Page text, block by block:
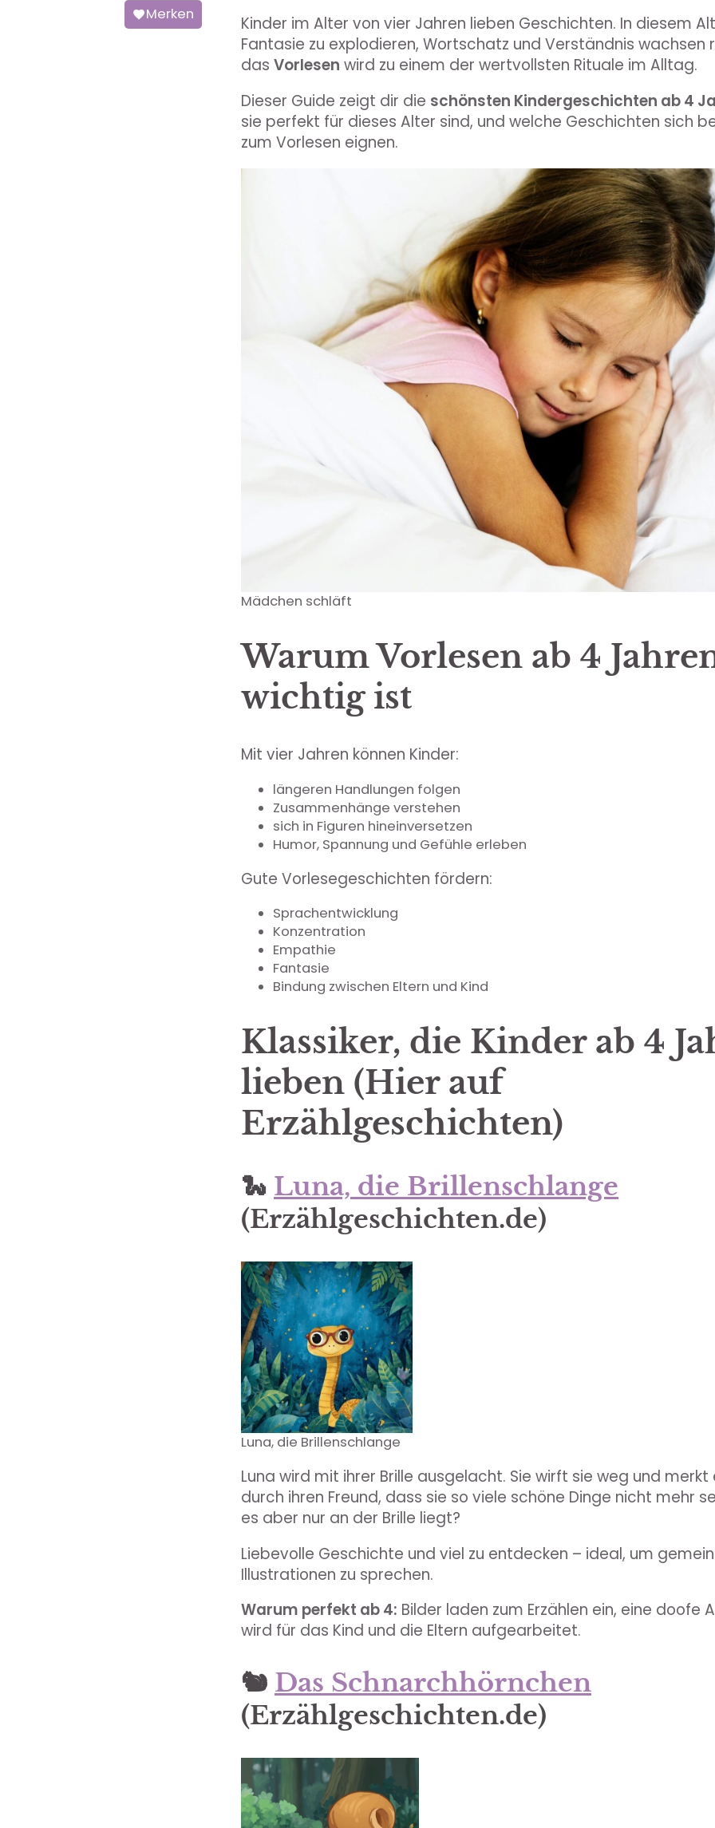
Merken
Kinder im Alter von vier Jahren lieben Geschichten. In diesem
Fantasie zu explodieren, Wortschatz und Verständnis wachsen
das Vorlesen wird zu einem der wertvollsten Rituale im Alltag.
Dieser Guide zeigt dir die schönsten Kindergeschichten ab 4
sie perfekt für dieses Alter sind, und welche Geschichten sich
zum Vorlesen eignen.
Mädchen schläft
Warum Vorlesen ab 4
wichtig ist
Mit vier Jahren können Kinder:
längeren Handlungen folgen
Zusammenhänge verstehen
sich in Figuren hineinversetzen
Humor, Spannung und Gefühle erleben
Gute Vorlesegeschichten fördern:
Sprachentwicklung
Konzentration
Empathie
Fantasie
Bindung zwischen Eltern und Kind
Klassiker, die Kinder ab 4
lieben (Hier auf
Erzählgeschichten)
🐍 Luna, die Brillenschlange
(Erzählgeschichten.de)
Luna, die Brillenschlange
Luna wird mit ihrer Brille ausgelacht. Sie wirft sie weg und
durch ihren Freund, dass sie so viele schöne Dinge nicht mehr
es aber nur an der Brille liegt?
Liebevolle Geschichte und viel zu entdecken – ideal, um
Illustrationen zu sprechen.
Warum perfekt ab 4: Bilder laden zum Erzählen ein, eine doofe
wird für das Kind und die Eltern aufgearbeitet.
🐿️ Das Schnarchhörnchen
(Erzählgeschichten.de)